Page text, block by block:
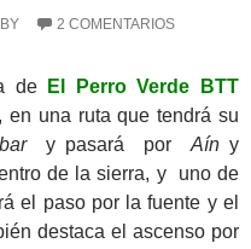
2 COMENTARIOS
de
El Perro Verde BTT
, en una ruta que tendrá su
y pasará por Aín y
de la sierra, y uno de
el paso por la fuente y el
destaca el ascenso por